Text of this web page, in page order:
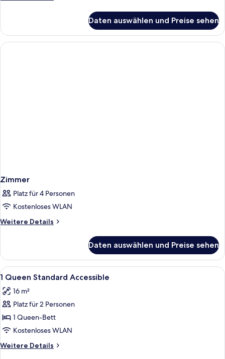
1
Queen-
Bett
Daten auswählen und Preise sehen
Zimmer
Platz für 4 Personen
Kostenloses WLAN
Weitere Details
Weitere
Daten auswählen und Preise sehen
Alle
Fotos
für
1
Queen
Standard
Accessible
anzeigen
Allergikerbettwaren, Schreibtisch,
2
1 Queen Standard Accessible
16 m²
Platz für 2 Personen
1 Queen-Bett
Kostenloses WLAN
Weitere Details
Weitere